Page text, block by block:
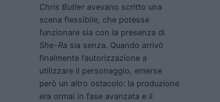
Chris Butleravevano scritto una
scena flessibile, che potesse
funzionare sia con la presenza di
She-Ra sia senza. Quando arrivò
finalmente l’autorizzazione a
utilizzare il personaggio, emerse
però un altro ostacolo: la produzione
era ormai in fase avanzata e il